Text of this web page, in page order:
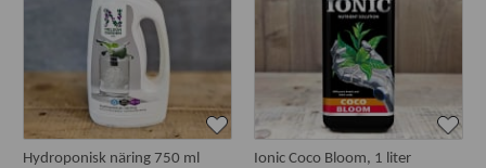
Hydroponisk näring 750 ml Ionic Coco Bloom, 1 liter